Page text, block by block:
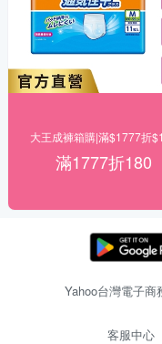
大王成褲箱購|滿$1777折
滿1777折180
Yahoo台灣電子
客服中心